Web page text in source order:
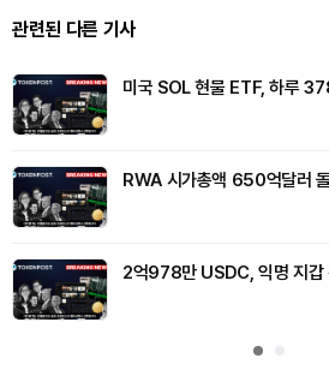
관련된 다른 기사
미국 SOL 현물 ETF, 하루
RWA 시가총액 650억달러
2억978만 USDC, 익명 지갑